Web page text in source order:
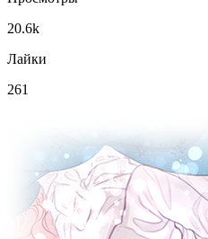
20.6k
Лайки
261